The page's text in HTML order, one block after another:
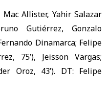
Mac Allister, Yahir Salazar
Gutiérrez, Gonzalo
Dinamarca; Felipe
75’), Jeisson Vargas;
Oroz, 43’). DT: Felipe